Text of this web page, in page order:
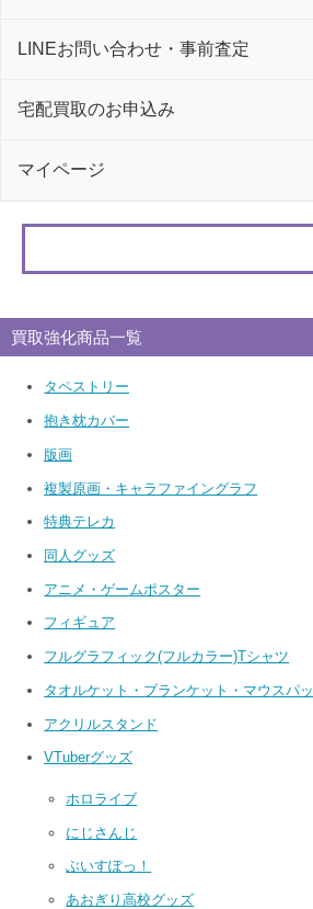
LINEお問い合わせ・事前査定
宅配買取のお申込み
マイページ
買取強化商品一覧
タペストリー
抱き枕カバー
版画
複製原画・キャラファイングラフ
特典テレカ
同人グッズ
アニメ・ゲームポスター
フィギュア
フルグラフィック(フルカラー)Tシャツ
タオルケット・ブランケット・マウスパ
アクリルスタンド
VTuberグッズ
ホロライブ
にじさんじ
ぶいすぽっ！
あおぎり高校グッズ